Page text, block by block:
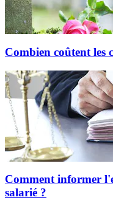
Combien coûtent les
Comment informer
salarié ?